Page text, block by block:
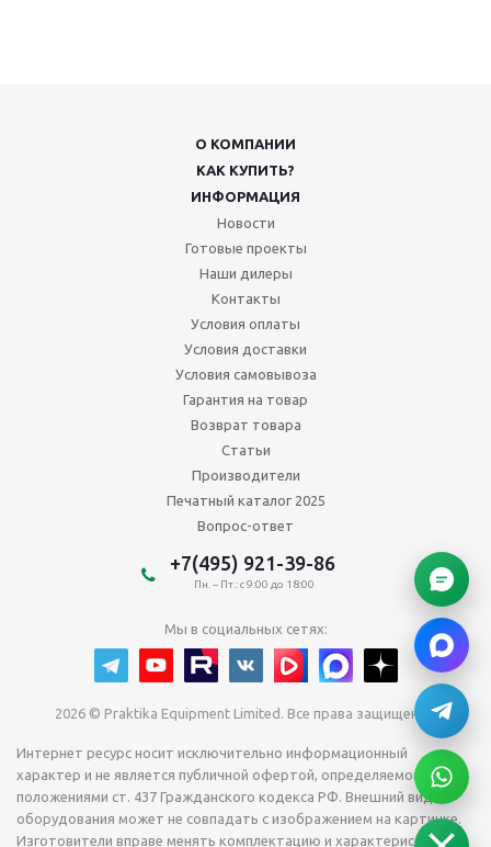
О КОМПАНИИ
КАК КУПИТЬ?
ИНФОРМАЦИЯ
Новости
Готовые проекты
Наши дилеры
Контакты
Условия оплаты
Условия доставки
Условия самовывоза
Гарантия на товар
Возврат товара
Статьи
Производители
Печатный каталог 2025
Вопрос-ответ
+7(495) 921-39-86
Пн. – Пт.: с 9:00 до 18:00
Мы в социальных сетях:
2026 © Praktika Equipment Limited. Все права защищены.
Интернет ресурс носит исключительно информационный
характер и не является публичной офертой, определяемой
положениями ст. 437 Гражданского кодекса РФ. Внешний вид
оборудования может не совпадать с изображением на картинке.
Изготовители вправе менять комплектацию и характеристики